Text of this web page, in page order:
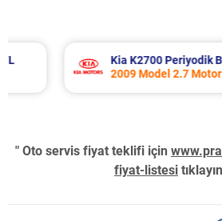
Kia K2700 Periyodik Bakım
2009 Model 2.7 Motor
" Oto servis fiyat teklifi için
fiyat-listesi